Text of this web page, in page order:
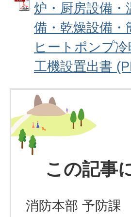
炉・厨房設備・
備・乾燥設備
ヒートポンプ
工機設置出書
この記事
消防本部 予防課